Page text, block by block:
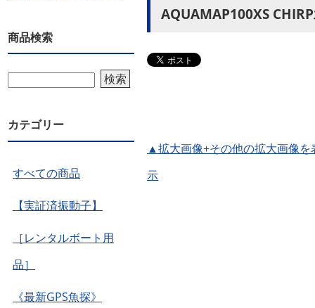
商品検索
検索
カテゴリー
すべての商品
【実証済振動子】
［レンタルボート用
品］
《最新GPS魚探》
AQUAMAP100XS
▲拡大画像+その他の拡大画像を
示